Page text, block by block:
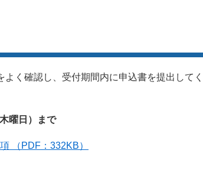
く確認し、受付期間内に申込書を提出してく
曜日） まで
（PDF：332KB）